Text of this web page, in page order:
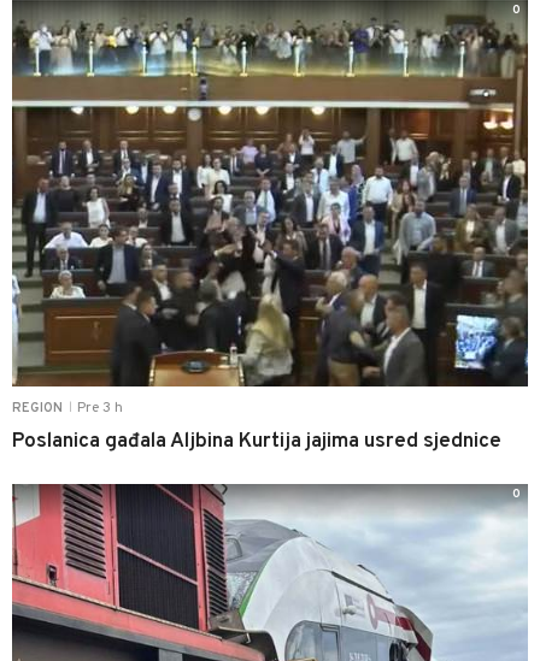
REGION Pre 3 h
Poslanica gađala Aljbina Kurtija jajima usred sjednice
0
0